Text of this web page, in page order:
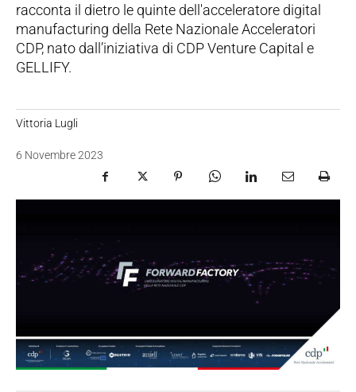
racconta il dietro le quinte dell'acceleratore digital
manufacturing della Rete Nazionale Acceleratori
CDP, nato dall’iniziativa di CDP Venture Capital e
GELLIFY.
Vittoria Lugli
6 Novembre 2023